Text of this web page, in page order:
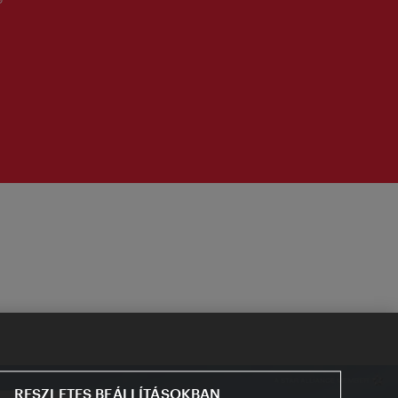
RESZLETES BEÁLLÍTÁSOKBAN